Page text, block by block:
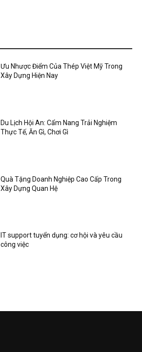
Ưu Nhược Điểm Của Thép Việt Mỹ Trong
Xây Dựng Hiện Nay
Du Lịch Hội An: Cẩm Nang Trải Nghiệm
Thực Tế, Ăn Gì, Chơi Gì
Quà Tặng Doanh Nghiệp Cao Cấp Trong
Xây Dựng Quan Hệ
IT support tuyển dụng: cơ hội và yêu cầu
công việc